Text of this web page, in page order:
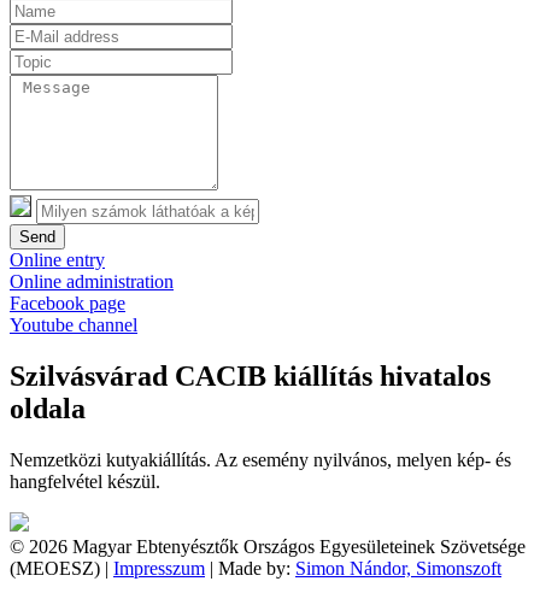
Send
Online entry
Online administration
Facebook page
Youtube channel
Szilvásvárad CACIB kiállítás hivatalos
oldala
Nemzetközi kutyakiállítás. Az esemény nyilvános, melyen kép- és
hangfelvétel készül.
© 2026 Magyar Ebtenyésztők Országos Egyesületeinek Szövetsége
(MEOESZ) | Impresszum | Made by: Simon Nándor, Simonszoft